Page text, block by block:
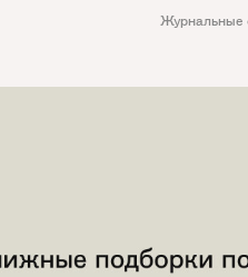
Журнальные